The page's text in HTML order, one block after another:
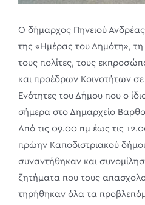
Ο δήμαρχος Πηνειού
της «Ημέρας του Δημότη»,
τους πολίτες, τους
και προέδρων Κοινοτήτων σε
Ενότητες του Δήμου που ο
σήμερα στο Δημαρχείο
Από τις 09.00 πμ έως τις
πρώην Καποδιστριακού
συναντήθηκαν και
ζητήματα που τους
τηρήθηκαν όλα τα